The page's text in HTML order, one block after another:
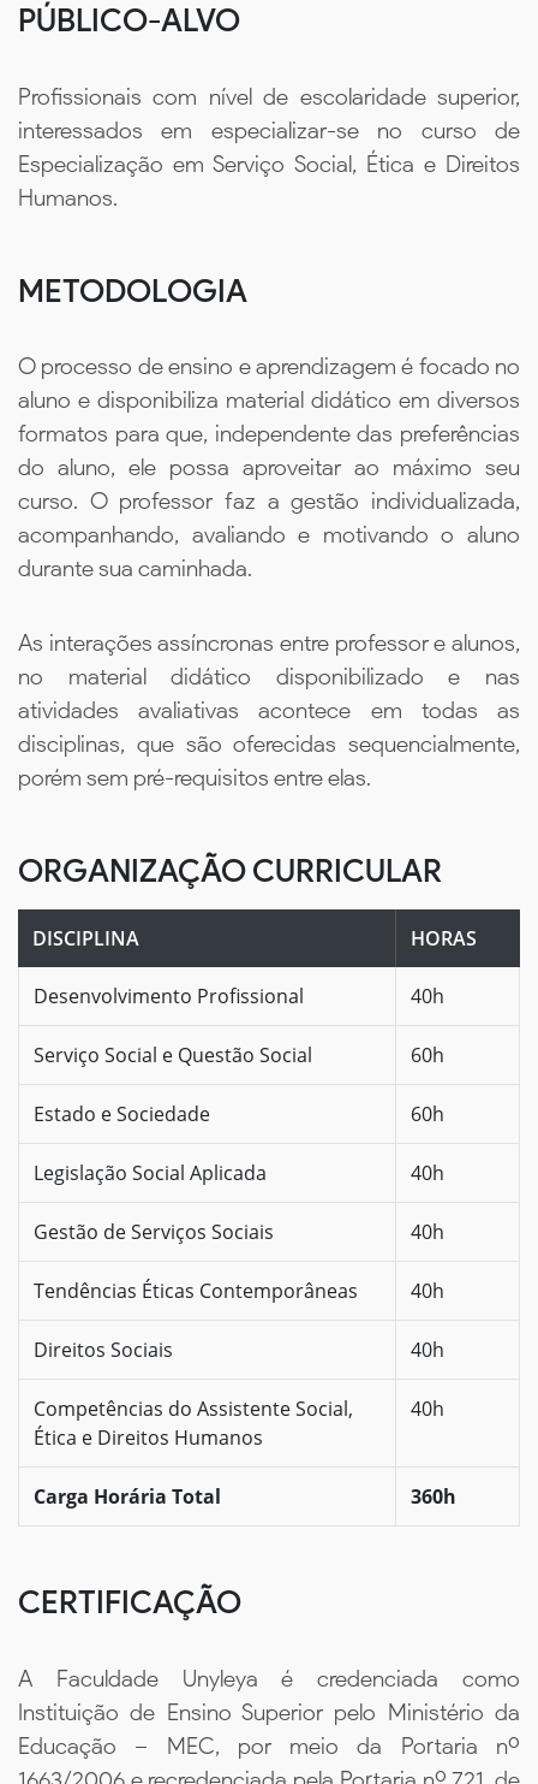
PÚBLICO-ALVO
Profissionais com nível de escolaridade superior,
interessados em especializar-se no curso de
Especialização em Serviço Social, Ética e Direitos
Humanos.
METODOLOGIA
O processo de ensino e aprendizagem é focado no
aluno e disponibiliza material didático em diversos
formatos para que, independente das preferências
do aluno, ele possa aproveitar ao máximo seu
curso. O professor faz a gestão individualizada,
acompanhando, avaliando e motivando o aluno
durante sua caminhada.
As interações assíncronas entre professor e alunos,
no material didático disponibilizado e nas
atividades avaliativas acontece em todas as
disciplinas, que são oferecidas sequencialmente,
porém sem pré-requisitos entre elas.
ORGANIZAÇÃO CURRICULAR
DISCIPLINA HORAS
Desenvolvimento Profissional 40h
Serviço Social e Questão Social 60h
Estado e Sociedade 60h
Legislação Social Aplicada 40h
Gestão de Serviços Sociais 40h
Tendências Éticas Contemporâneas 40h
Direitos Sociais 40h
Competências do Assistente Social,
Ética e Direitos Humanos
40h
Carga Horária Total 360h
CERTIFICAÇÃO
A Faculdade Unyleya é credenciada como
Instituição de Ensino Superior pelo Ministério da
Educação – MEC, por meio da Portaria nº